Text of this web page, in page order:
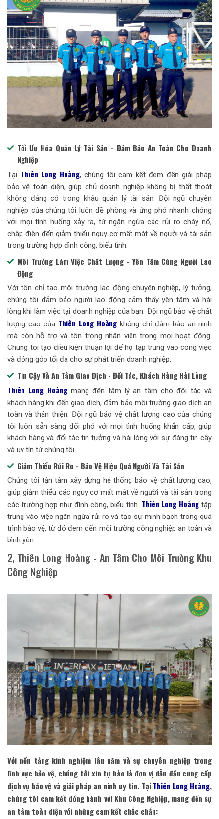
Tối Ưu Hóa Quản Lý Tài Sản - Đảm Bảo An Toàn Cho Doanh
Nghiệp
Tại Thiên Long Hoàng, chúng tôi cam kết đem đến giải pháp
bảo vệ toàn diện, giúp chủ doanh nghiệp không bị thất thoát
không đáng có trong khâu quản lý tài sản. Đội ngũ chuyên
nghiệp của chúng tôi luôn đề phòng và ứng phó nhanh chóng
với mọi tình huống xảy ra, từ ngăn ngừa các rủi ro cháy nổ,
chập điện đến giảm thiểu nguy cơ mất mát về người và tài sản
trong trường hợp đình công, biểu tình.
Môi Trường Làm Việc Chất Lượng - Yên Tâm Cùng Người Lao
Động
Với tôn chỉ tạo môi trường lao động chuyên nghiệp, lý tưởng,
chúng tôi đảm bảo người lao động cảm thấy yên tâm và hài
lòng khi làm việc tại doanh nghiệp của bạn. Đội ngũ bảo vệ chất
lượng cao của Thiên Long Hoàng không chỉ đảm bảo an ninh
mà còn hỗ trợ và tôn trọng nhân viên trong mọi hoạt động.
Chúng tôi tạo điều kiện thuận lợi để họ tập trung vào công việc
và đóng góp tối đa cho sự phát triển doanh nghiệp.
Tin Cậy Và An Tâm Giao Dịch - Đối Tác, Khách Hàng Hài Lòng
Thiên Long Hoàngmang đến tâm lý an tâm cho đối tác và
khách hàng khi đến giao dịch, đảm bảo môi trường giao dịch an
toàn và thân thiện. Đội ngũ bảo vệ chất lượng cao của chúng
tôi luôn sẵn sàng đối phó với mọi tình huống khẩn cấp, giúp
khách hàng và đối tác tin tưởng và hài lòng với sự đáng tin cậy
và uy tín từ chúng tôi.
Giảm Thiểu Rủi Ro - Bảo Vệ Hiệu Quả Người Và Tài Sản
Chúng tôi tận tâm xây dựng hệ thống bảo vệ chất lượng cao,
giúp giảm thiểu các nguy cơ mất mát về người và tài sản trong
các trường hợp như đình công, biểu tình. Thiên Long Hoàng tập
trung vào việc ngăn ngừa rủi ro và tạo sự minh bạch trong quá
trình bảo vệ, từ đó đem đến môi trường công nghiệp an toàn và
bình yên.
2, Thiên Long Hoàng - An Tâm Cho Môi Trường Khu
Công Nghiệp
Với nền tảng kinh nghiệm lâu năm và sự chuyên nghiệp trong
lĩnh vực bảo vệ, chúng tôi xin tự hào là đơn vị dẫn đầu cung cấp
dịch vụ bảo vệ và giải pháp an ninh uy tín. Tại Thiên Long Hoàng,
chúng tôi cam kết đồng hành với Khu Công Nghiệp, mang đến sự
an tâm toàn diện với những cam kết chắc chắn: